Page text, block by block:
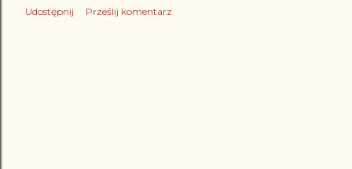
Udostępnij Prześlij komentarz